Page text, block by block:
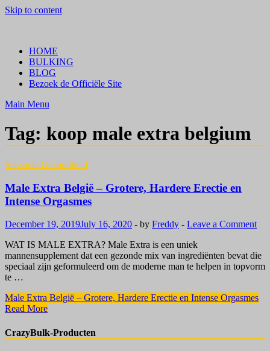
Skip to content
HOME
BULKING
BLOG
Bezoek de Officiële Site
Main Menu
Tag: koop male extra belgium
Seksuele Gezondheid
Male Extra België – Grotere, Hardere Erectie en
Intense Orgasmes
December 19, 2019July 16, 2020 - by Freddy - Leave a Comment
WAT IS MALE EXTRA? Male Extra is een uniek
mannensupplement dat een gezonde mix van ingrediënten bevat die
speciaal zijn geformuleerd om de moderne man te helpen in topvorm
te …
Male Extra België – Grotere, Hardere Erectie en Intense Orgasmes
Read More
CrazyBulk-Producten